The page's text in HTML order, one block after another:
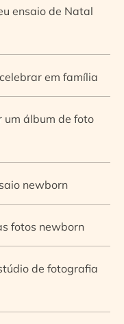
ensaio de Natal
em família
um álbum de foto
newborn
fotos newborn
de fotografia